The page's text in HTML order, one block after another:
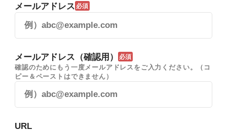
メールアドレス 必須
メールアドレス（確認用） 必須
確認のためにもう一度メールアドレスをご入力ください。（コ
ピー＆ペーストはできません）
URL